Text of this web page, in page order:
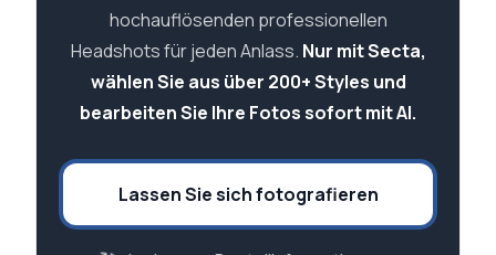
hochauflösenden professionellen
Headshots für jeden Anlass. Nur mit Secta,
wählen Sie aus über 200+ Styles und
bearbeiten Sie Ihre Fotos sofort mit AI.
Lassen Sie sich fotografieren